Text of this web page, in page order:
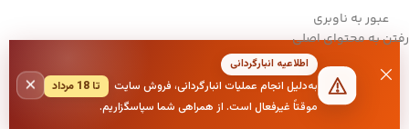
عبور به ناوبری
رفتن به محتوای اصلی
اطلاعیه انبارگردانی
به‌دلیل انجام عملیات انبارگردانی، فروش سایت
تا 18 مرداد
موقتاً غیرفعال است. از همراهی شما سپاسگزاریم.
×